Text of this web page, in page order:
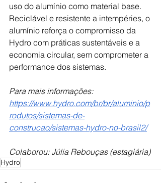
uso do alumínio como material base.
Reciclável e resistente a intempéries, o
alumínio reforça o compromisso da
Hydro com práticas sustentáveis e a
economia circular, sem comprometer a
performance dos sistemas.
Para mais informações:
https://www.hydro.com/br/br/aluminio/p
rodutos/sistemas-de-
construcao/sistemas-hydro-no-brasil2/
Colaborou: Júlia Rebouças (estagiária)
Hydro